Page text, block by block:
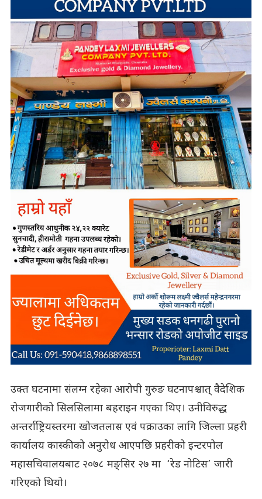
उक्त घटनामा संलग्न रहेका आरोपी गुरुङ घटनापश्चात् वैदेशिक
रोजगारीको सिलसिलामा बहराइन गएका थिए। उनीविरुद्ध
अन्तर्राष्ट्रियस्तरमा खोजतलास एवं पक्राउका लागि जिल्ला प्रहरी
कार्यालय कास्कीको अनुरोध आएपछि प्रहरीको इन्टरपोल
महासचिवालयबाट २०७८ मङ्सिर २७ मा ‘रेड नोटिस’ जारी
गरिएको थियो।